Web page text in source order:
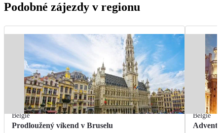
Podobné zájezdy v regionu
Belgie
Prodloužený víkend v Bruselu
Belgie
Advent